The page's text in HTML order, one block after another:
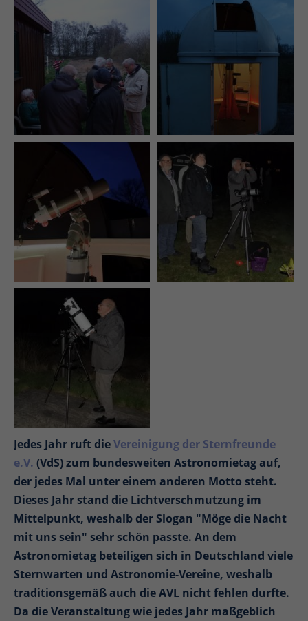
Jedes Jahr ruft dieVereinigung der Sternfreunde
e.V. (VdS) zum bundesweiten Astronomietag auf,
der jedes Mal unter einem anderen Motto steht.
Dieses Jahr stand die Lichtverschmutzung im
Mittelpunkt, weshalb der Slogan "Möge die Nacht
mit uns sein" sehr schön passte. An dem
Astronomietag beteiligen sich in Deutschland viele
Sternwarten und Astronomie-Vereine, weshalb
traditionsgemäß auch die AVL nicht fehlen durfte.
Da die Veranstaltung wie jedes Jahr maßgeblich